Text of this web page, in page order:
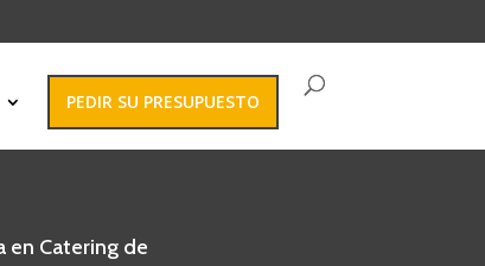
PEDIR SU PRESUPUESTO
en Catering de